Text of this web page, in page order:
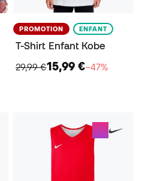
PROMOTION ENFANT
T-Shirt Enfant Kobe
29,99 €15,99 €−47%